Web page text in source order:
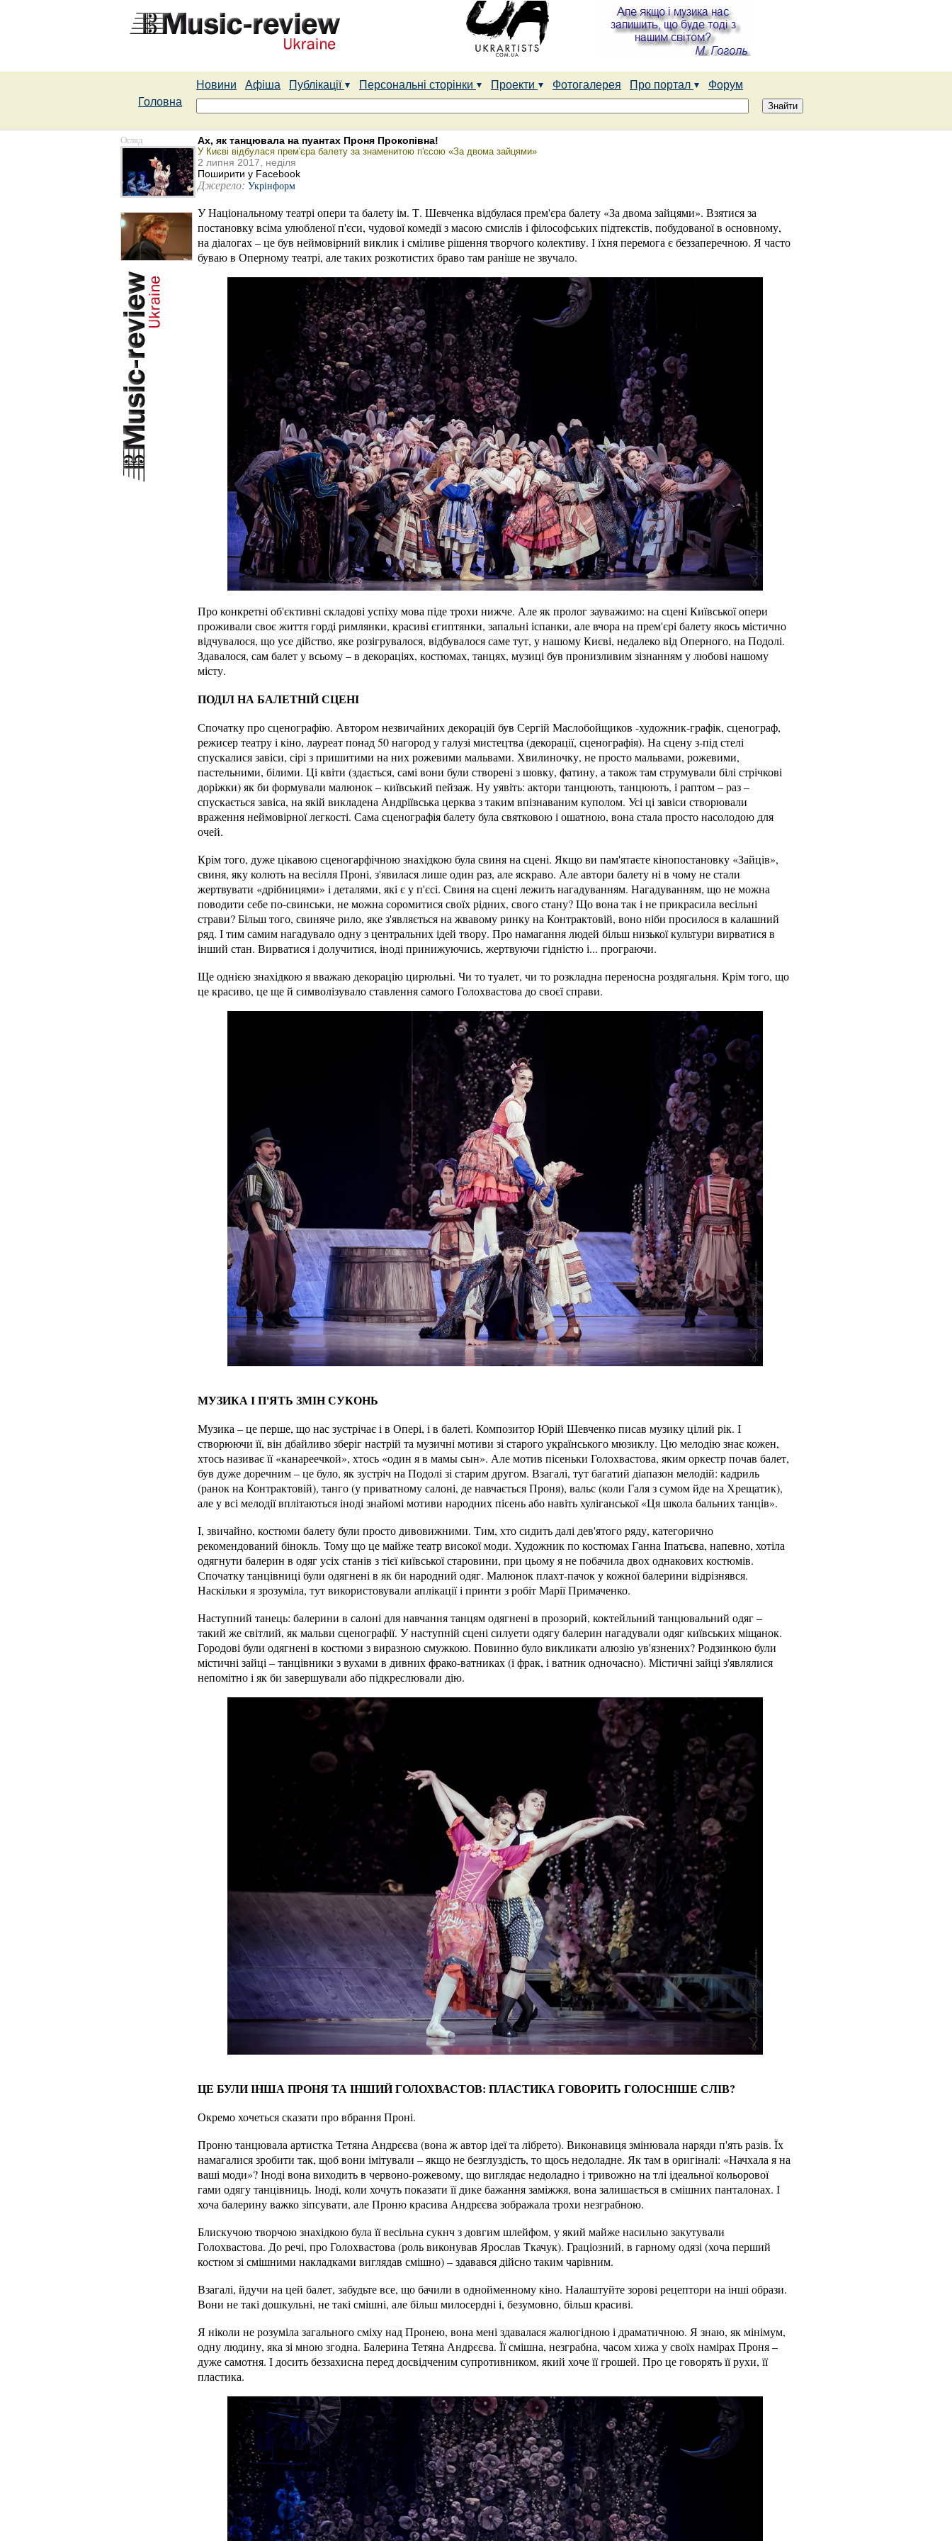
Новини Афіша Публікації Персональні сторінки Проекти Фотогалерея Про портал
Форум
Головна
Огляд Ах, як танцювала на пуантах Проня Прокопівна!
У Києві відбулася прем'єра балету за знаменитою п'єсою «За двома зайцями»
2 липня 2017, неділя
Поширити у Facebook
Джерело: Укрінформ
У Національному театрі опери та балету ім. Т. Шевченка відбулася прем'єра балету «За двома зайцями». Взятися за
постановку всіма улюбленої п'єси, чудової комедії з масою смислів і філософських підтекстів, побудованої в основному,
на діалогах – це був неймовірний виклик і сміливе рішення творчого колективу. І їхня перемога є беззаперечною. Я часто
буваю в Оперному театрі, але таких розкотистих браво там раніше не звучало.
Про конкретні об'єктивні складові успіху мова піде трохи нижче. Але як пролог зауважимо: на сцені Київської опери
проживали своє життя горді римлянки, красиві єгиптянки, запальні іспанки, але вчора на прем'єрі балету якось містично
відчувалося, що усе дійство, яке розігрувалося, відбувалося саме тут, у нашому Києві, недалеко від Оперного, на Подолі.
Здавалося, сам балет у всьому – в декораціях, костюмах, танцях, музиці був пронизливим зізнанням у любові нашому
місту.
ПОДІЛ НА БАЛЕТНІЙ СЦЕНІ
Спочатку про сценографію. Автором незвичайних декорацій був Сергій Маслобойщиков -художник-графік, сценограф,
режисер театру і кіно, лауреат понад 50 нагород у галузі мистецтва (декорації, сценографія). На сцену з-під стелі
спускалися завіси, сірі з пришитими на них рожевими мальвами. Хвилиночку, не просто мальвами, рожевими,
пастельними, білими. Ці квіти (здається, самі вони були створені з шовку, фатину, а також там струмували білі стрічкові
доріжки) як би формували малюнок – київський пейзаж. Ну уявіть: актори танцюють, танцюють, і раптом – раз –
спускається завіса, на якій викладена Андріївська церква з таким впізнаваним куполом. Усі ці завіси створювали
враження неймовірної легкості. Сама сценографія балету була святковою і ошатною, вона стала просто насолодою для
очей.
Крім того, дуже цікавою сценогарфічною знахідкою була свиня на сцені. Якщо ви пам'ятаєте кінопостановку «Зайців»,
свиня, яку колють на весілля Проні, з'явилася лише один раз, але яскраво. Але автори балету ні в чому не стали
жертвувати «дрібницями» і деталями, які є у п'єсі. Свиня на сцені лежить нагадуванням. Нагадуванням, що не можна
поводити себе по-свинськи, не можна соромитися своїх рідних, свого стану? Що вона так і не прикрасила весільні
страви? Більш того, свиняче рило, яке з'являється на жвавому ринку на Контрактовій, воно ніби просилося в калашний
ряд. І тим самим нагадувало одну з центральних ідей твору. Про намагання людей більш низької культури вирватися в
інший стан. Вирватися і долучитися, іноді принижуючись, жертвуючи гідністю і... програючи.
Ще однією знахідкою я вважаю декорацію цирюльні. Чи то туалет, чи то розкладна переносна роздягальня. Крім того, що
це красиво, це ще й символізувало ставлення самого Голохвастова до своєї справи.
МУЗИКА І П'ЯТЬ ЗМІН СУКОНЬ
Музика – це перше, що нас зустрічає і в Опері, і в балеті. Композитор Юрій Шевченко писав музику цілий рік. І
створюючи її, він дбайливо зберіг настрій та музичні мотиви зі старого українського мюзиклу. Цю мелодію знає кожен,
хтось називає її «канареечкой», хтось «один я в мамы сын». Але мотив пісеньки Голохвастова, яким оркестр почав балет,
був дуже доречним – це було, як зустріч на Подолі зі старим другом. Взагалі, тут багатий діапазон мелодій: кадриль
(ранок на Контрактовій), танго (у приватному салоні, де навчається Проня), вальс (коли Галя з сумом йде на Хрещатик),
але у всі мелодії вплітаються іноді знайомі мотиви народних пісень або навіть хуліганської «Ця школа бальних танців».
І, звичайно, костюми балету були просто дивовижними. Тим, хто сидить далі дев'ятого ряду, категорично
рекомендований бінокль. Тому що це майже театр високої моди. Художник по костюмах Ганна Іпатьєва, напевно, хотіла
одягнути балерин в одяг усіх станів з тієї київської старовини, при цьому я не побачила двох однакових костюмів.
Спочатку танцівниці були одягнені в як би народний одяг. Малюнок плахт-пачок у кожної балерини відрізнявся.
Наскільки я зрозуміла, тут використовували аплікації і принти з робіт Марії Примаченко.
Наступний танець: балерини в салоні для навчання танцям одягнені в прозорий, коктейльний танцювальний одяг –
такий же світлий, як мальви сценографії. У наступній сцені силуети одягу балерин нагадували одяг київських міщанок.
Городові були одягнені в костюми з виразною смужкою. Повинно було викликати алюзію ув'язнених? Родзинкою були
містичні зайці – танцівники з вухами в дивних фрако-ватниках (і фрак, і ватник одночасно). Містичні зайці з'являлися
непомітно і як би завершували або підкреслювали дію.
ЦЕ БУЛИ ІНША ПРОНЯ ТА ІНШИЙ ГОЛОХВАСТОВ: ПЛАСТИКА ГОВОРИТЬ ГОЛОСНІШЕ СЛІВ?
Окремо хочеться сказати про вбрання Проні.
Проню танцювала артистка Тетяна Андрєєва (вона ж автор ідеї та лібрето). Виконавиця змінювала наряди п'ять разів. Їх
намагалися зробити так, щоб вони імітували – якщо не безглуздість, то щось недоладне. Як там в оригіналі: «Начхала я на
ваші моди»? Іноді вона виходить в червоно-рожевому, що виглядає недоладно і тривожно на тлі ідеальної кольорової
гами одягу танцівниць. Іноді, коли хочуть показати її дике бажання заміжжя, вона залишається в смішних панталонах. І
хоча балерину важко зіпсувати, але Проню красива Андрєєва зображала трохи незграбною.
Блискучою творчою знахідкою була її весільна сукнч з довгим шлейфом, у який майже насильно закутували
Голохвастова. До речі, про Голохвастова (роль виконував Ярослав Ткачук). Граціозний, в гарному одязі (хоча перший
костюм зі смішними накладками виглядав смішно) – здавався дійсно таким чарівним.
Взагалі, йдучи на цей балет, забудьте все, що бачили в однойменному кіно. Налаштуйте зорові рецептори на інші образи.
Вони не такі дошкульні, не такі смішні, але більш милосердні і, безумовно, більш красиві.
Я ніколи не розуміла загального сміху над Пронею, вона мені здавалася жалюгідною і драматичною. Я знаю, як мінімум,
одну людину, яка зі мною згодна. Балерина Тетяна Андрєєва. Її смішна, незграбна, часом хижа у своїх намірах Проня –
дуже самотня. І досить беззахисна перед досвідченим супротивником, який хоче її грошей. Про це говорять її рухи, її
пластика.